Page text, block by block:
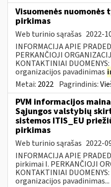
Visuomenės
pirkimas
Web turinio sąrašas 2022-
INFORMACIJA APIE
PERKANČIOJI
KONTAKTINIAI
organizacijos pavadinimas
Metai: 2022 Pagrindinis:
PVM informacijos
Sąjungos valstybių
sistemos ITIS_EU
pirkimas
Web turinio sąrašas 2022-
INFORMACIJA APIE
pirkimai I. PERKANČIOJI
KONTAKTINIAI
organizacijos pavadinimas...